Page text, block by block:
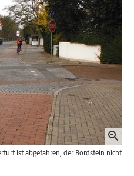
ist abgefahren, der Bordstein nicht